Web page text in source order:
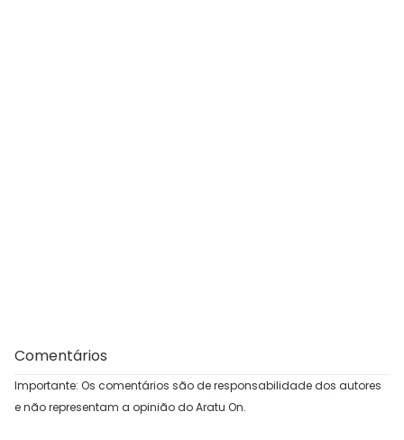
Comentários
Importante: Os comentários são de responsabilidade dos autores
e não representam a opinião do Aratu On.